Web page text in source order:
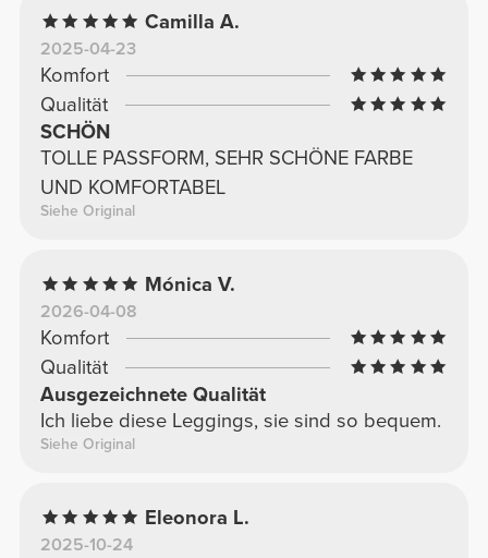
Camilla A.
2025-04-23
Komfort
Qualität
SCHÖN
TOLLE PASSFORM, SEHR SCHÖNE FARBE
UND KOMFORTABEL
Siehe Original
Mónica V.
2026-04-08
Komfort
Qualität
Ausgezeichnete Qualität
Ich liebe diese Leggings, sie sind so bequem.
Siehe Original
Eleonora L.
2025-10-24